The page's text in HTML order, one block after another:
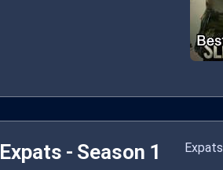
Expats - Season 1